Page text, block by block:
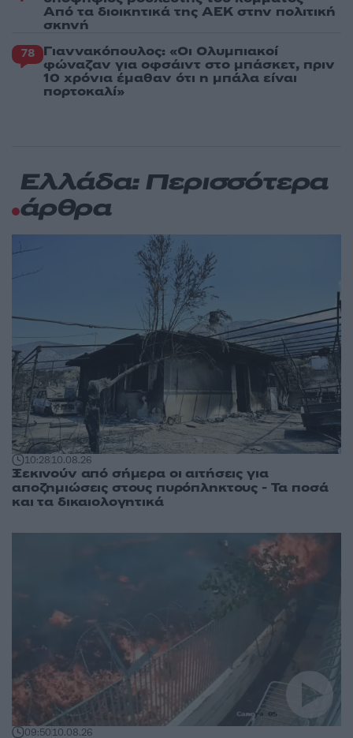
Από τα διοικητικά της ΑΕΚ στην πολιτική
σκηνή
78 Γιαννακόπουλος: «Οι Ολυμπιακοί
φώναζαν για οφσάιντ στο μπάσκετ, πριν
10 χρόνια έμαθαν ότι η μπάλα είναι
πορτοκαλί»
Ελλάδα: Περισσότερα
άρθρα
10:2810.08.26
Ξεκινούν από σήμερα οι αιτήσεις για
αποζημιώσεις στους πυρόπληκτους - Τα ποσά
και τα δικαιολογητικά
09:5010.08.26